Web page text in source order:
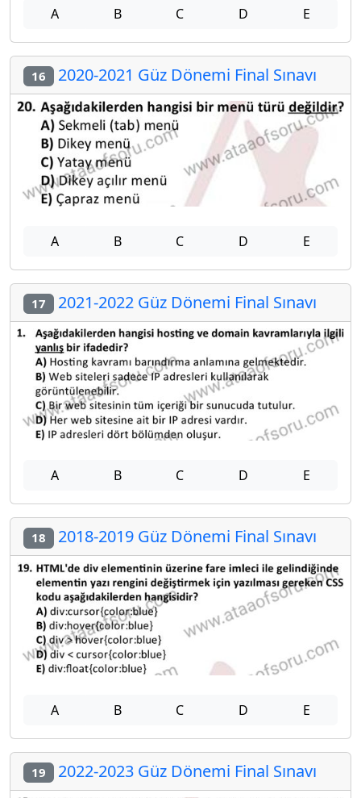
A B C D E
16 2020-2021 Güz Dönemi Final Sınavı
A B C D E
17 2021-2022 Güz Dönemi Final Sınavı
A B C D E
18 2018-2019 Güz Dönemi Final Sınavı
A B C D E
19 2022-2023 Güz Dönemi Final Sınavı